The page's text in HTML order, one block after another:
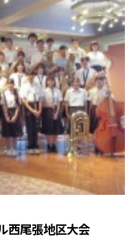
西尾張地区大会